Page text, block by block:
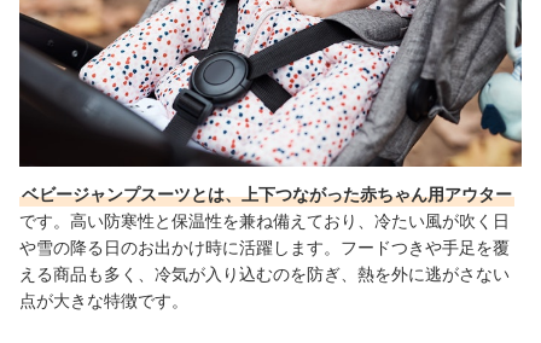
ベビージャンプスーツとは、上下つながった赤ちゃん用アウター
です。高い防寒性と保温性を兼ね備えており、冷たい風が吹く日
や雪の降る日のお出かけ時に活躍します。フードつきや手足を覆
える商品も多く、冷気が入り込むのを防ぎ、熱を外に逃がさない
点が大きな特徴です。